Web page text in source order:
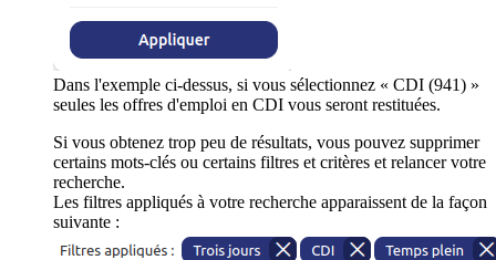
Dans l'exemple ci-dessus, si vous sélectionnez « CDI (941) »
seules les offres d'emploi en CDI vous seront restituées.
Si vous obtenez trop peu de résultats, vous pouvez supprimer
certains mots-clés ou certains filtres et critères et relancer votre
recherche.
Les filtres appliqués à votre recherche apparaissent de la façon
suivante :